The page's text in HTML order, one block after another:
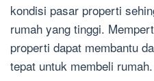
kondisi pasar properti
rumah yang tinggi.
properti dapat membantu
tepat untuk membeli rumah.